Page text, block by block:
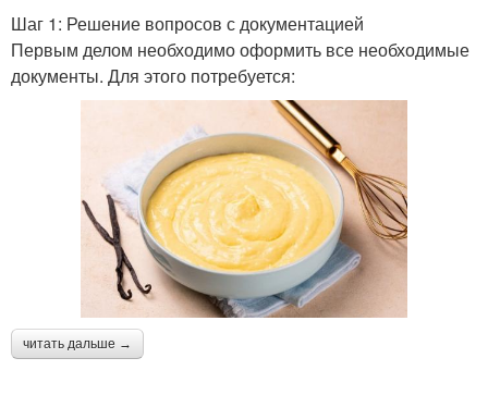
Шаг 1: Решение вопросов с документацией
Первым делом необходимо оформить все необходимые
документы. Для этого потребуется:
читать дальше →